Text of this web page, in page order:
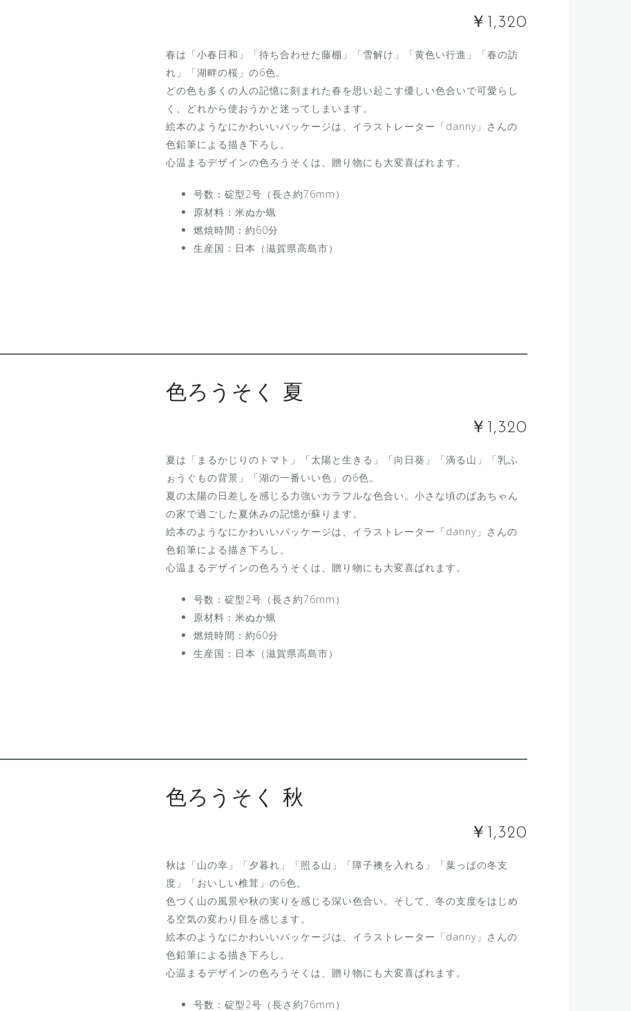
￥1,320
春は「小春日和」「待ち合わせた藤棚」「雪解け」「黄色い行進」「春の訪
れ」「湖畔の桜」の6色。
どの色も多くの人の記憶に刻まれた春を思い起こす優しい色合いで可愛らし
く、どれから使おうかと迷ってしまいます。
絵本のようなにかわいいパッケージは、イラストレーター「danny」さんの
色鉛筆による描き下ろし。
心温まるデザインの色ろうそくは、贈り物にも大変喜ばれます。
号数：碇型2号（長さ約76mm）
原材料：米ぬか蝋
燃焼時間：約60分
生産国：日本（滋賀県高島市）
色ろうそく 夏
￥1,320
夏は「まるかじりのトマト」「太陽と生きる」「向日葵」「滴る山」「乳ふ
ぉうぐもの背景」「湖の一番いい色」の6色。
夏の太陽の日差しを感じる力強いカラフルな色合い。小さな頃のばあちゃん
の家で過ごした夏休みの記憶が蘇ります。
絵本のようなにかわいいパッケージは、イラストレーター「danny」さんの
色鉛筆による描き下ろし。
心温まるデザインの色ろうそくは、贈り物にも大変喜ばれます。
号数：碇型2号（長さ約76mm）
原材料：米ぬか蝋
燃焼時間：約60分
生産国：日本（滋賀県高島市）
色ろうそく 秋
￥1,320
秋は「山の幸」「夕暮れ」「照る山」「障子襖を入れる」「葉っぱの冬支
度」「おいしい椎茸」の6色。
色づく山の風景や秋の実りを感じる深い色合い。そして、冬の支度をはじめ
る空気の変わり目を感じます。
絵本のようなにかわいいパッケージは、イラストレーター「danny」さんの
色鉛筆による描き下ろし。
心温まるデザインの色ろうそくは、贈り物にも大変喜ばれます。
号数：碇型2号（長さ約76mm）